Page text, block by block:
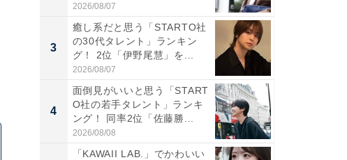
2026/08/07
3
癒し系だと思う「STARTO社
の30代タレント」ランキン
グ！ 2位「伊野尾慧」を...
2026/08/07
4
面倒見がいいと思う「START
O社の若手タレント」ランキ
ング！ 同率2位「佐藤勝...
2026/08/08
「KAWAII LAB.」でかわいい